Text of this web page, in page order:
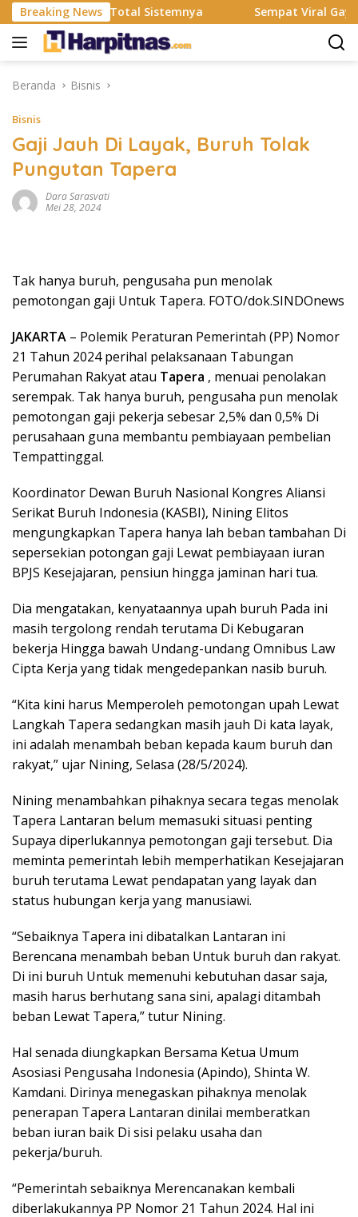
Langsung
ke
konten
Breaking News
Rombak Total Sistemnya Sempat Viral Gaya ASI
Beranda Bisnis
Bisnis
Gaji Jauh Di Layak, Buruh Tolak
Pungutan Tapera
Dara Sarasvati
Mei 28, 2024
Tak hanya buruh, pengusaha pun menolak
pemotongan gaji Untuk Tapera. FOTO/dok.SINDOnews
JAKARTA – Polemik Peraturan Pemerintah (PP) Nomor
21 Tahun 2024 perihal pelaksanaan Tabungan
Perumahan Rakyat atau Tapera , menuai penolakan
serempak. Tak hanya buruh, pengusaha pun menolak
pemotongan gaji pekerja sebesar 2,5% dan 0,5% Di
perusahaan guna membantu pembiayaan pembelian
Tempattinggal.
Koordinator Dewan Buruh Nasional Kongres Aliansi
Serikat Buruh Indonesia (KASBI), Nining Elitos
mengungkapkan Tapera hanya lah beban tambahan Di
sepersekian potongan gaji Lewat pembiayaan iuran
BPJS Kesejajaran, pensiun hingga jaminan hari tua.
Dia mengatakan, kenyataannya upah buruh Pada ini
masih tergolong rendah terutama Di Kebugaran
bekerja Hingga bawah Undang-undang Omnibus Law
Cipta Kerja yang tidak mengedepankan nasib buruh.
“Kita kini harus Memperoleh pemotongan upah Lewat
Langkah Tapera sedangkan masih jauh Di kata layak,
ini adalah menambah beban kepada kaum buruh dan
rakyat,” ujar Nining, Selasa (28/5/2024).
Nining menambahkan pihaknya secara tegas menolak
Tapera Lantaran belum memasuki situasi penting
Supaya diperlukannya pemotongan gaji tersebut. Dia
meminta pemerintah lebih memperhatikan Kesejajaran
buruh terutama Lewat pendapatan yang layak dan
status hubungan kerja yang manusiawi.
“Sebaiknya Tapera ini dibatalkan Lantaran ini
Berencana menambah beban Untuk buruh dan rakyat.
Di ini buruh Untuk memenuhi kebutuhan dasar saja,
masih harus berhutang sana sini, apalagi ditambah
beban Lewat Tapera,” tutur Nining.
Hal senada diungkapkan Bersama Ketua Umum
Asosiasi Pengusaha Indonesia (Apindo), Shinta W.
Kamdani. Dirinya menegaskan pihaknya menolak
penerapan Tapera Lantaran dinilai memberatkan
beban iuran baik Di sisi pelaku usaha dan
pekerja/buruh.
“Pemerintah sebaiknya Merencanakan kembali
diberlakukannya PP Nomor 21 Tahun 2024. Hal ini